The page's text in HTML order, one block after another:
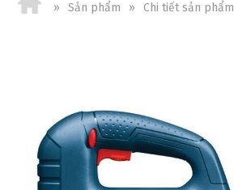
Sản phẩm Chi tiết sản phẩm